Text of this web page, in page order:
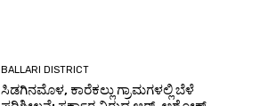
BALLARI DISTRICT
ಸಿಡಗಿನಮೊಳ, ಕಾರೆಕಲ್ಲು ಗ್ರಾಮಗಳಲ್ಲಿ ಬೆಳೆ